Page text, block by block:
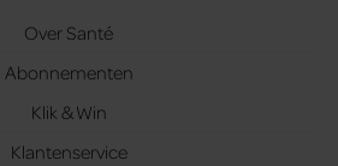
Over Santé
Abonnementen
Klik & Win
Klantenservice